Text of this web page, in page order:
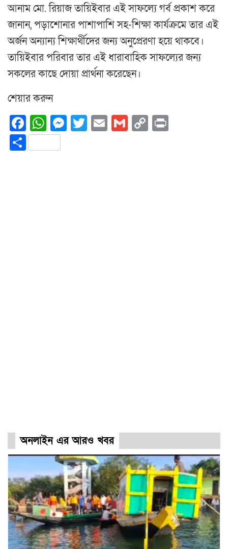
আনাম মো. রিয়াজ তায়িইবার এই সাফল্যে গর্ব প্রকাশ করে
জানান, পড়াশোনার পাশাপাশি সহ-শিক্ষা কার্যক্রমে তার এই
অর্জন অন্যান্য শিক্ষার্থীদের জন্য অনুপ্রেরণা হয়ে থাকবে।
তায়িইবার পরিবার তার এই ধারাবাহিক সাফল্যের জন্য
সকলের কাছে দোয়া প্রার্থনা করেছেন।
শেয়ার করুন
Facebook
WhatsApp
Messenger
Twitter
EmailGmail
Copy
Share
অনলাইন এর আরও খবর